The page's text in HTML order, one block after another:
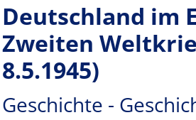
Deutschland im
Zweiten
8.5.1945)
Geschichte -